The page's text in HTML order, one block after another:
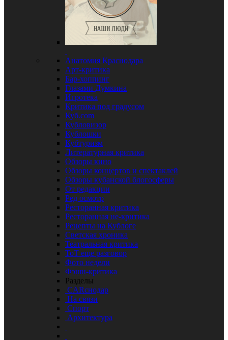
Анатомия Краснодара
Арт-критика
Бар-хоппинг
Глазами Думкина
Игротека
Критика под градусом
Куб.com
Кубловизор
Кублошки
Кубтуризм
Литературная критика
Обзоры кино
Обзоры концертов и спектаклей
Обзоры кубанской блогосферы
От редакции
Ред осмотр
Ресторанная критика
Ресторанная не-критика
Рецепты на Кублоге
Светская хроника
Театральная критика
ТоТ еще разговор
Фото недели
Фэшн-критика
Разделы
CARснодар
На связи
Спорт
Архитектура